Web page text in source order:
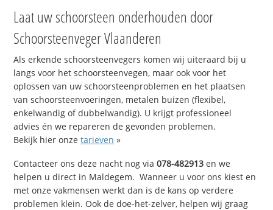
Laat uw schoorsteen onderhouden door
Schoorsteenveger Vlaanderen
Als erkende schoorsteenvegers komen wij uiteraard bij u
langs voor het schoorsteenvegen, maar ook voor het
oplossen van uw schoorsteenproblemen en het plaatsen
van schoorsteenvoeringen, metalen buizen (flexibel,
enkelwandig of dubbelwandig). U krijgt professioneel
advies én we repareren de gevonden problemen.
Bekijk hier onzetarieven »
Contacteer ons deze nacht nog via078-482913 en we
helpen u direct in Maldegem. Wanneer u voor ons kiest en
met onze vakmensen werkt dan is de kans op verdere
problemen klein. Ook de doe-het-zelver, helpen wij graag